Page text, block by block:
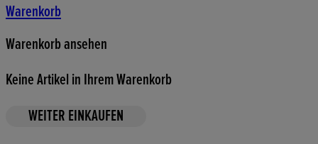
Warenkorb
Warenkorb ansehen
Keine Artikel in Ihrem Warenkorb
WEITER EINKAUFEN